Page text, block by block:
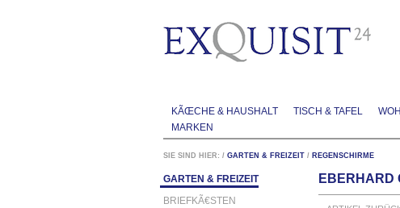
KÃŒCHE & HAUSHALT TISCH & TAFEL
MARKEN
SIE SIND HIER: / GARTEN & FREIZEIT / REGENSCHIRME
GARTEN & FREIZEIT
BRIEFKÃ€STEN
EBERHARD